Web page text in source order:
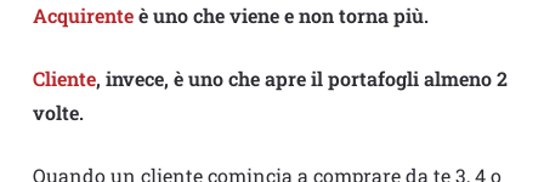
Acquirenteè uno che viene e non torna più.
Cliente, invece, è uno che apre il portafogli almeno 2
volte.
Quando un cliente comincia a comprare da te 3, 4 o